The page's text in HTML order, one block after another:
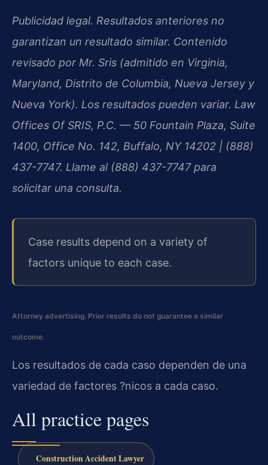
Publicidad legal. Resultados anteriores no
garantizan un resultado similar. Contenido
revisado por Mr. Sris (admitido en Virginia,
Maryland, Distrito de Columbia, Nueva Jersey y
Nueva York). Los resultados pueden variar. Law
Offices Of SRIS, P.C. — 50 Fountain Plaza, Suite
1400, Office No. 142, Buffalo, NY 14202 | (888)
437-7747. Llame al (888) 437-7747 para
solicitar una consulta.
Case results depend on a variety of
factors unique to each case.
Attorney advertising. Prior results do not guarantee a similar
outcome.
Los resultados de cada caso dependen de una
variedad de factores ?nicos a cada caso.
All practice pages
Construction Accident Lawyer